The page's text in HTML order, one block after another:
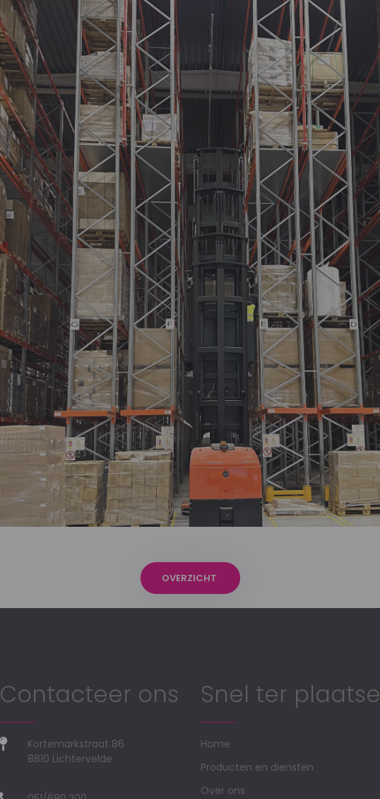
OVERZICHT
Contacteer ons
Kortemarkstraat 86
8810 Lichtervelde
Snel ter plaatse
Home
Producten en diensten
Over ons